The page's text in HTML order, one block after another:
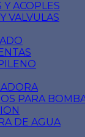
Y ACOPLES
VALVULAS
PARA
DE AGUA